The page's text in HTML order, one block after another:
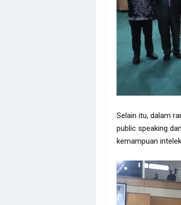
Selain itu, dalam
public speaking
kemampuan